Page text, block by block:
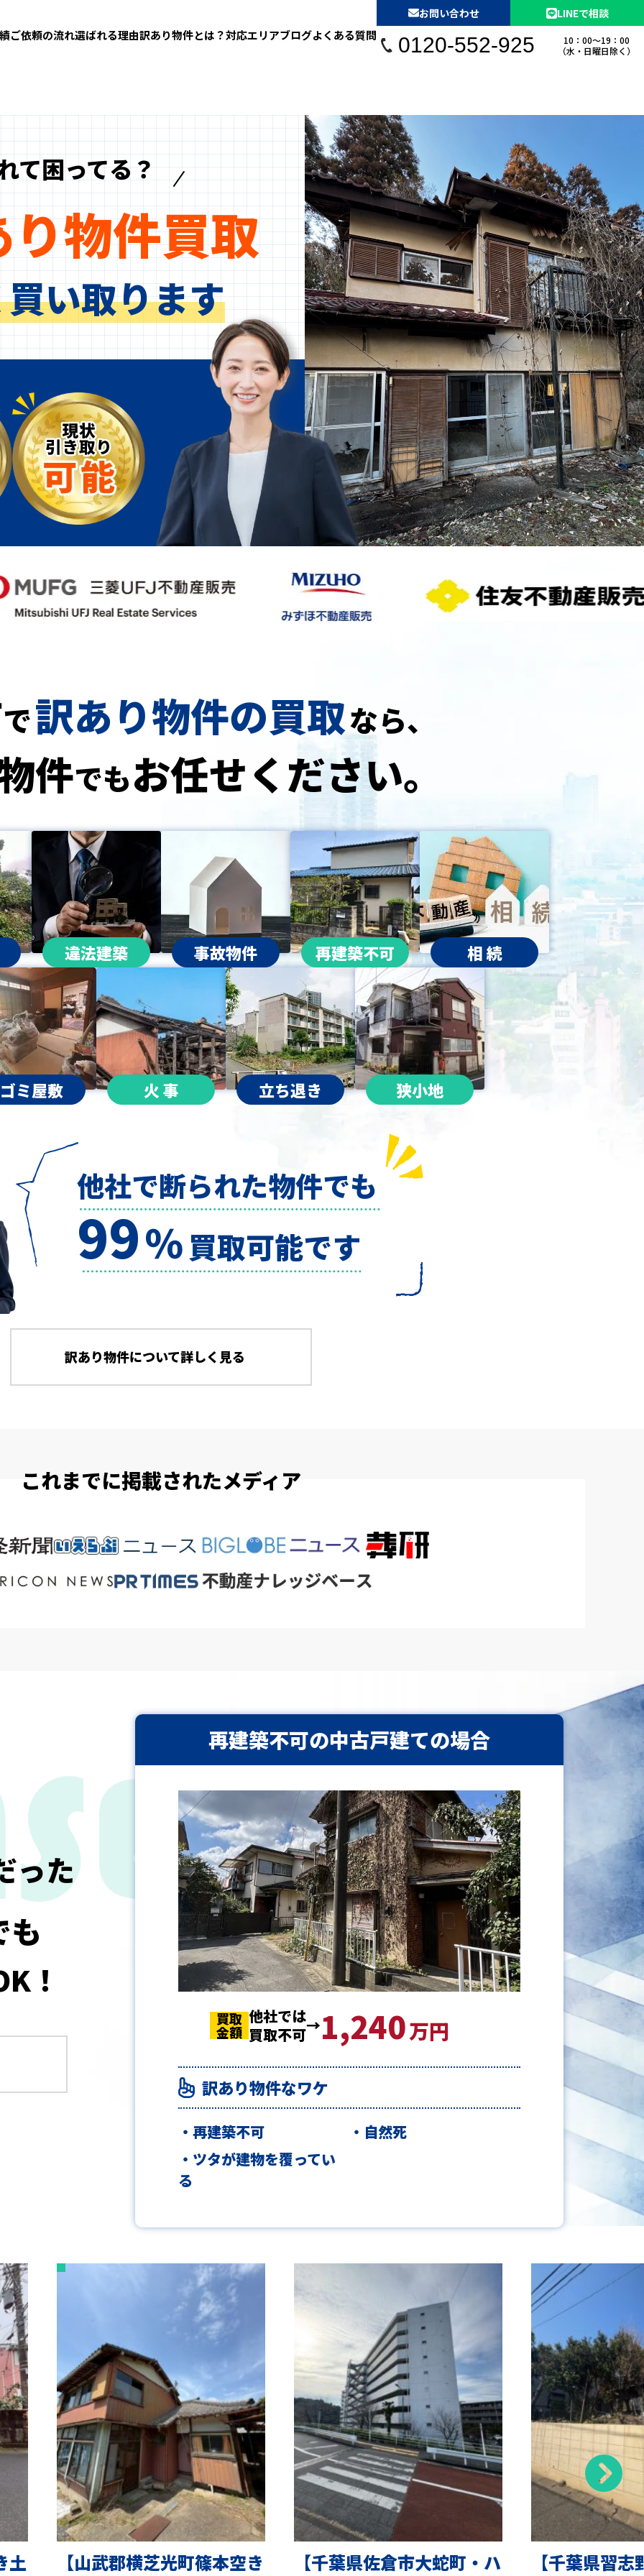
ご依頼の流れ選ばれる理由訳あり物件とは？
借地買取
対応エリアブログよくある質問
お問い合わせ LINEで相談
0120-552-925
10：00〜19：00
（水・日曜日除く）
て困ってる？
物件買取
い取ります
で訳あり物件の買取なら、
件でもお任せください。
違法建築 事故物件 再建築不可 相 続
ゴミ屋敷 火 事 立ち退き 狭小地
他社で断られた物件でも
99％買取可能です
訳あり物件について詳しく見る
これまでに掲載されたメディア
った
も
！
買取
金額 1,240
再建築不可の中古戸建ての場合
買取
金額
他社では
買取不可
1,240万円
訳あり物件なワケ
再建築不可
自然死
ツタが建物を覆ってい
る
買取
金額 1,240
土
【山武郡横芝光町篠本空き
【千葉県佐倉市大蛇町・ハ
【千葉県習